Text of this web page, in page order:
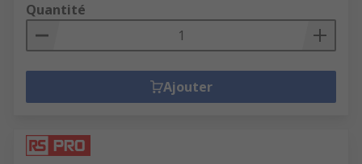
Quantité
Ajouter